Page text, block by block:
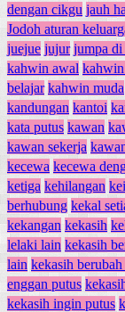
dengan cikgu jauh
Jodoh aturan
juejue jujur jumpa di
kahwin awal
belajar kahwin muda
kandungan kantoi
kata putus kawan
kawan sekerja
kecewa kecewa
ketiga kehilangan
berhubung kekal
kekangan kekasih
lelaki lain kekasih
lain kekasih berubah
enggan putus
kekasih ingin putus